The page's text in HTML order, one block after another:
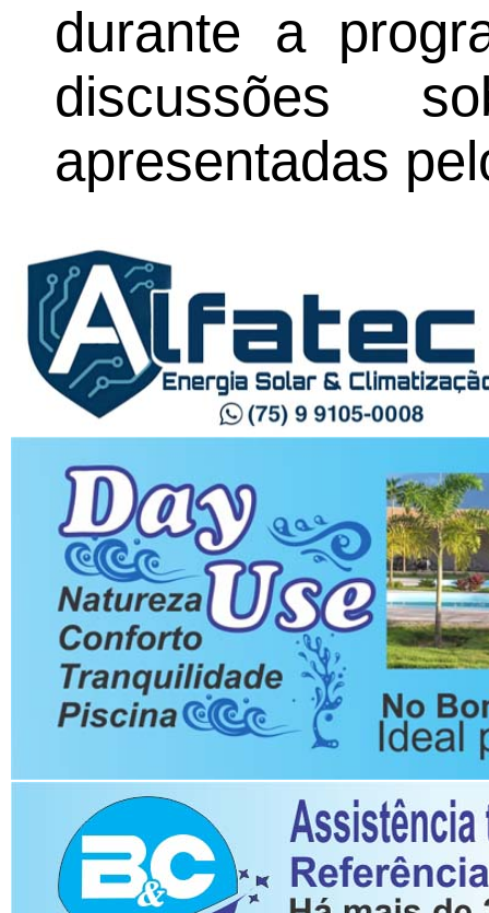
durante a
discussões
apresentadas